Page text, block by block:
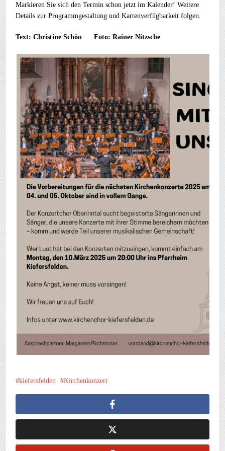
Markieren Sie sich den Termin schon jetzt im Kalender! Weitere
Details zur Programmgestaltung und Kartenverfügbarkeit folgen.
Text: Christine Schön Foto: Rainer Nitzsche
kiefersfelden Kirchenkonzert